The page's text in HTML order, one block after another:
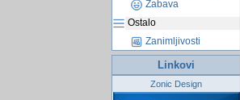
Zabava
Ostalo
Zanimljivosti
Linkovi
Zonic Design